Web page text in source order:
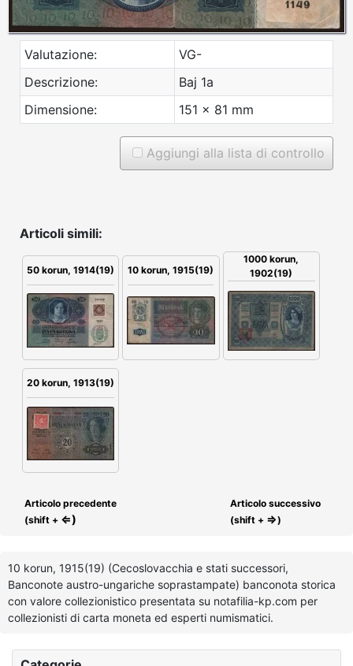
Valutazione:
VG-
Descrizione:
Baj 1a
Dimensione:
151 x 81 mm
Aggiungi alla lista di controllo
Articoli simili:
50 korun, 1914(19) 10 korun, 1915(19)
1000 korun,
1902(19)
20 korun, 1913(19)
Articolo precedente
(shift + ⇐)
Articolo successivo
(shift + ⇒)
10 korun, 1915(19) (Cecoslovacchia e stati successori,
Banconote austro-ungariche soprastampate) banconota storica
con valore collezionistico presentata su notafilia-kp.com per
collezionisti di carta moneta ed esperti numismatici.